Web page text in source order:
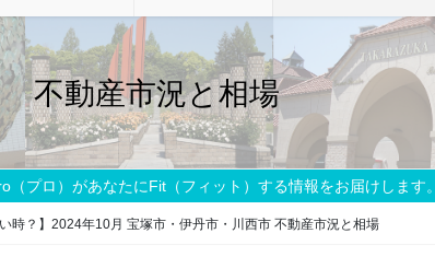
不動産市況と相場
プロ）があなたにFit（フィット）する情報をお届けします。
い時？】2024年10月 宝塚市・伊丹市・川西市 不動産市況と相場